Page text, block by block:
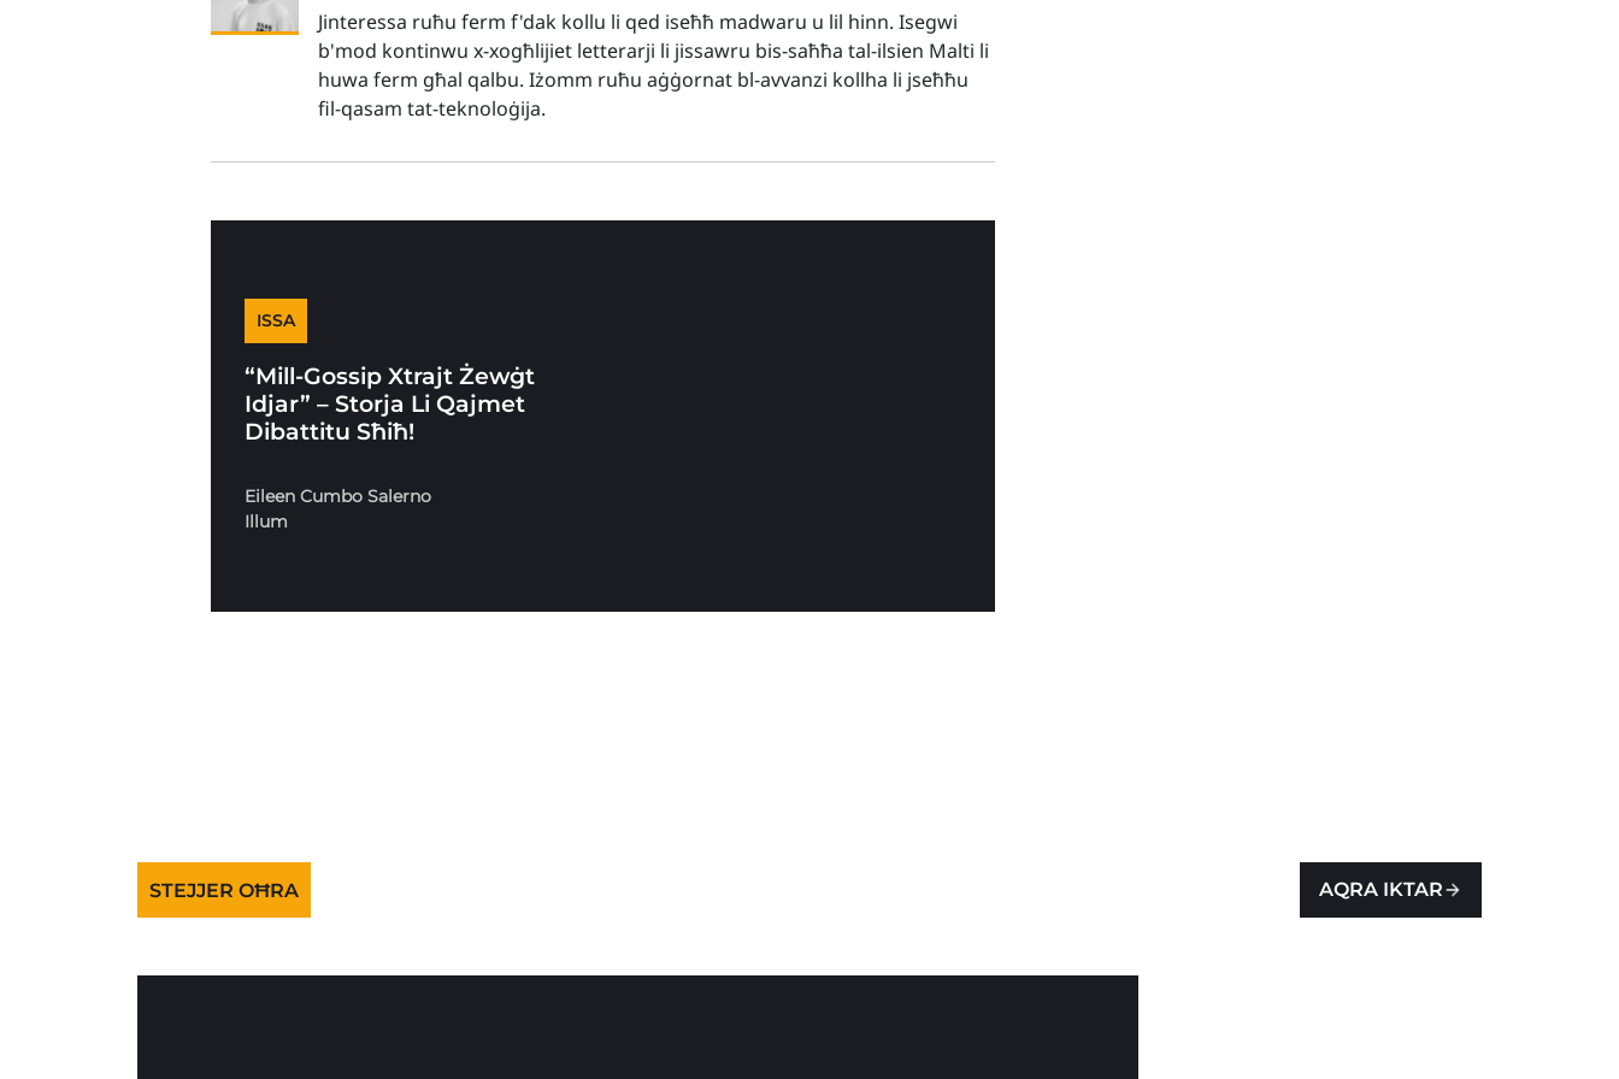
Jinteressa ruħu ferm f'dak kollu li qed iseħħ madwaru u lil hinn. Isegwi
b'mod kontinwu x-xogħlijiet letterarji li jissawru bis-saħħa tal-ilsien Malti li
huwa ferm għal qalbu. Iżomm ruħu aġġornat bl-avvanzi kollha li jseħħu
fil-qasam tat-teknoloġija.
ISSA
“Mill-Gossip Xtrajt Żewġt
Idjar” – Storja Li Qajmet
Dibattitu Sħiħ!
Eileen Cumbo Salerno
Illum
STEJJER OĦRA AQRA IKTAR